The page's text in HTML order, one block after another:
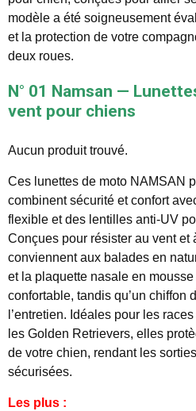
modèle a été soigneusement
et la protection de votre
deux roues.
N° 01 Namsan —
vent pour chiens
Aucun produit trouvé.
Ces lunettes de moto NAMSAN
combinent sécurité et confort
flexible et des lentilles anti-UV
Conçues pour résister au vent et
conviennent aux balades en
et la plaquette nasale en
confortable, tandis qu’un chiffon
l’entretien. Idéales pour les
les Golden Retrievers, elles
de votre chien, rendant les
sécurisées.
Les plus :